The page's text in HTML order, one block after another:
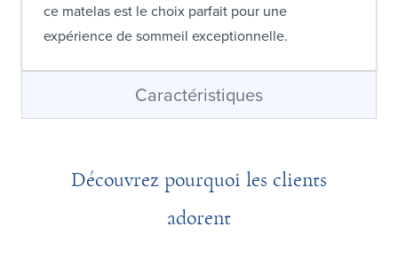
ce matelas est le choix parfait pour une
expérience de sommeil exceptionnelle.
Caractéristiques
Découvrez pourquoi les clients
adorent